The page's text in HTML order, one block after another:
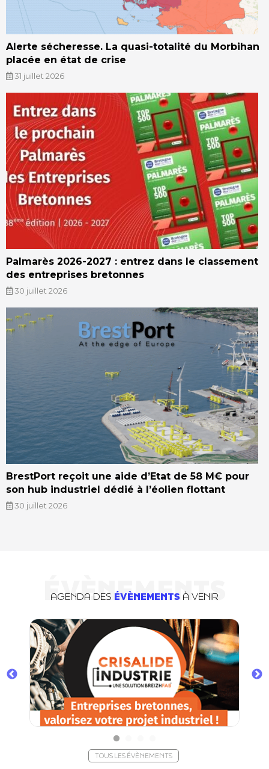
Alerte sécheresse. La quasi-totalité du Morbihan
placée en état de crise
31 juillet 2026
Palmarès 2026-2027 : entrez dans le classement
des entreprises bretonnes
30 juillet 2026
BrestPort reçoit une aide d’Etat de 58 M€ pour
son hub industriel dédié à l’éolien flottant
30 juillet 2026
ÉVÈNEMENTS
AGENDA DES ÉVÈNEMENTS À VENIR
TOUS LES ÉVÈNEMENTS